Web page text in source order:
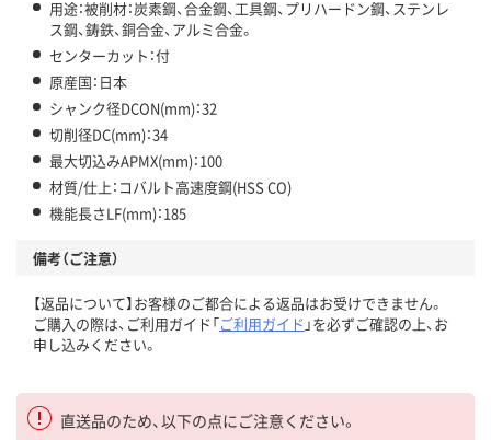
用途：被削材：炭素鋼、合金鋼、工具鋼、プリハードン鋼、ステンレ
ス鋼、鋳鉄、銅合金、アルミ合金。
センターカット：付
原産国：日本
シャンク径DCON(mm)：32
切削径DC(mm)：34
最大切込みAPMX(mm)：100
材質/仕上：コバルト高速度鋼(HSS CO)
機能長さLF(mm)：185
備考（ご注意）
【返品について】お客様のご都合による返品はお受けできません。
ご購入の際は、ご利用ガイド「ご利用ガイド 」を必ずご確認の上、お
申し込みください。
直送品のため、以下の点にご注意ください。